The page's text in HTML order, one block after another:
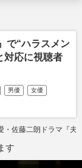
で“ハラスメン
対応に視聴者
男優 女優
・佐藤二朗ドラマ『夫
す